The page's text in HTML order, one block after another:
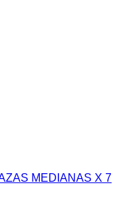
MEDIANAS X 7